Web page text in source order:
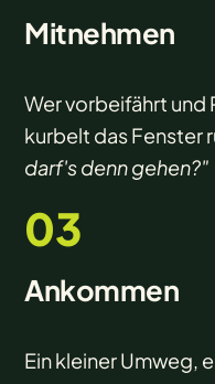
Mitnehmen
Wer vorbeifährt und
kurbelt das Fenster
darf's denn gehen?"
03
Ankommen
Ein kleiner Umweg,